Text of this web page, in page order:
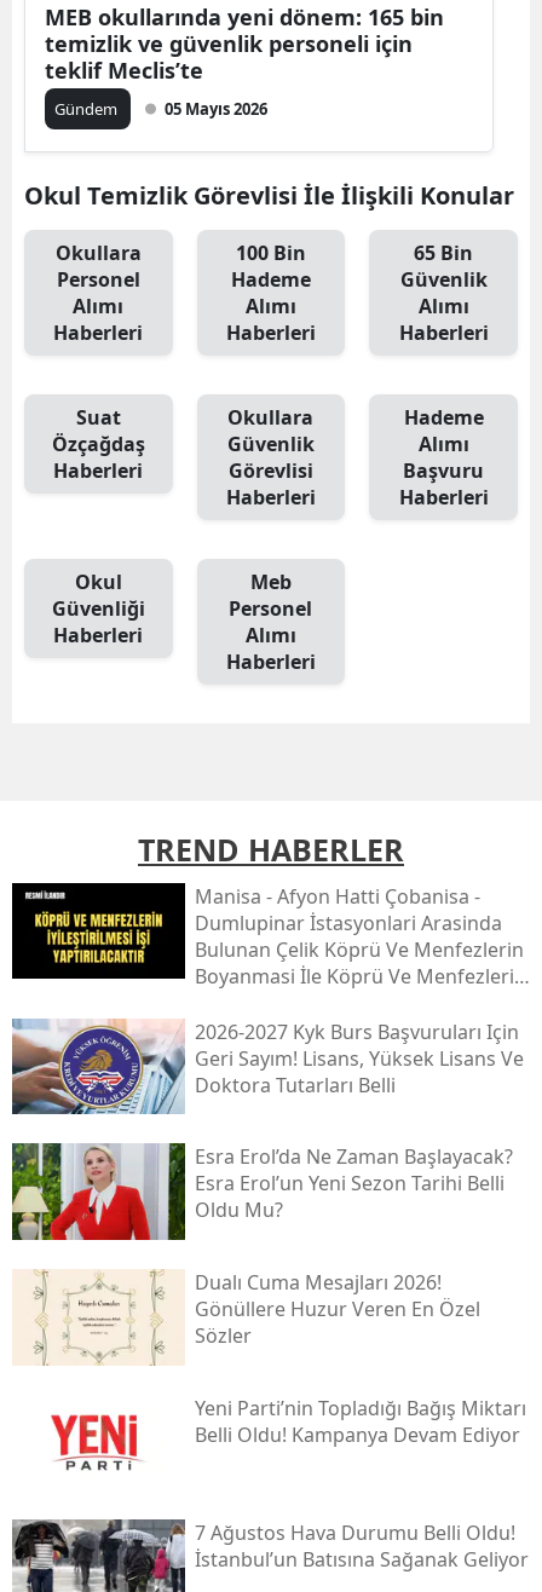
MEB okullarında yeni dönem: 165 bin
temizlik ve güvenlik personeli için
teklif Meclis’te
Gündem 05 Mayıs 2026
Okul Temizlik Görevlisi İle İlişkili Konular
Okullara
Personel
Alımı
Haberleri
100 Bin
Hademe
Alımı
Haberleri
65 Bin
Güvenlik
Alımı
Haberleri
Suat
Özçağdaş
Haberleri
Okullara
Güvenlik
Görevlisi
Haberleri
Hademe
Alımı
Başvuru
Haberleri
Okul
Güvenliği
Haberleri
Meb
Personel
Alımı
Haberleri
TREND HABERLER
Mani̇sa - Afyon Hatti Çobani̇sa -
Dumlupinar İstasyonlari Arasinda
Bulunan Çeli̇k Köprü Ve Menfezleri̇n
Boyanmasi İle Köprü Ve Menfezleri̇n
2026-2027 Kyk Burs Başvuruları Için
Geri Sayım! Lisans, Yüksek Lisans Ve
Doktora Tutarları Belli
Esra Erol’da Ne Zaman Başlayacak?
Esra Erol’un Yeni Sezon Tarihi Belli
Oldu Mu?
Dualı Cuma Mesajları 2026!
Gönüllere Huzur Veren En Özel
Sözler
Yeni̇ Parti’nin Topladığı Bağış Miktarı
Belli Oldu! Kampanya Devam Ediyor
7 Ağustos Hava Durumu Belli Oldu!
İstanbul’un Batısına Sağanak Geliyor